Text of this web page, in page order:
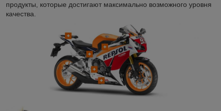
продукты, которые достигают максимально возможного уровня
качества.